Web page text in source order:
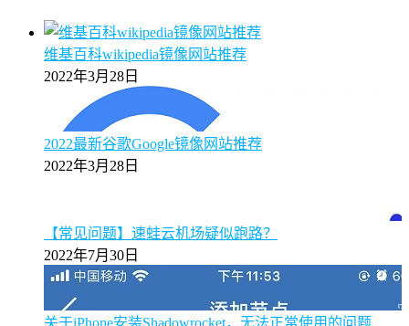
维基百科wikipedia镜像网站推荐
2022年3月28日
2022最新谷歌Google镜像网站推荐
2022年3月28日
【常见问题】速蛙云机场疑似跑路？
2022年7月30日
关于iPhone安装Shadowrocket，无法正常使用的问题